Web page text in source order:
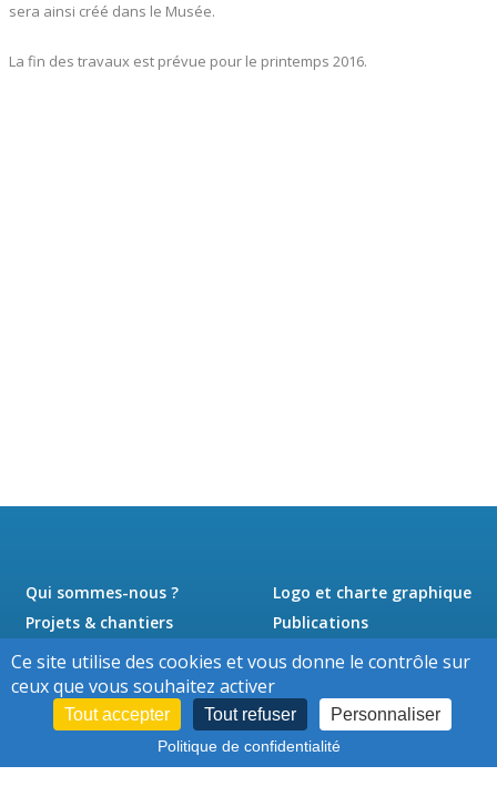
sera ainsi créé dans le Musée.
La fin des travaux est prévue pour le printemps 2016.
Qui sommes-nous ?
Projets & chantiers
Actualités
Jobs
Logo et charte graphique
Publications
Presse
Contact
Ce site utilise des cookies et vous donne le contrôle sur
ceux que vous souhaitez activer
Tout accepter Tout refuser Personnaliser
Politique de confidentialité